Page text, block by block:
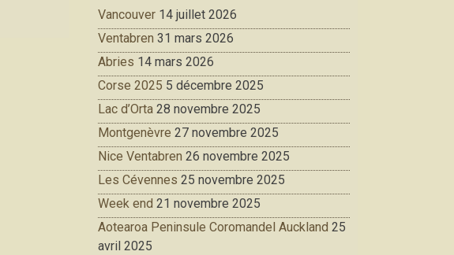
Vancouver 14 juillet 2026
Ventabren 31 mars 2026
Abries 14 mars 2026
Corse 2025 5 décembre 2025
Lac d’Orta 28 novembre 2025
Montgenèvre 27 novembre 2025
Nice Ventabren 26 novembre 2025
Les Cévennes 25 novembre 2025
Week end 21 novembre 2025
Aotearoa Peninsule Coromandel Auckland 25
avril 2025